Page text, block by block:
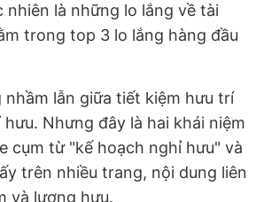
nhiên là những lo lắng về tài
trong top 3 lo lắng hàng đầu
lẫn giữa tiết kiệm hưu trí
Nhưng đây là hai khái niệm
cụm từ "kế hoạch nghỉ hưu" và
trên nhiều trang, nội dung liên
và lương hưu.